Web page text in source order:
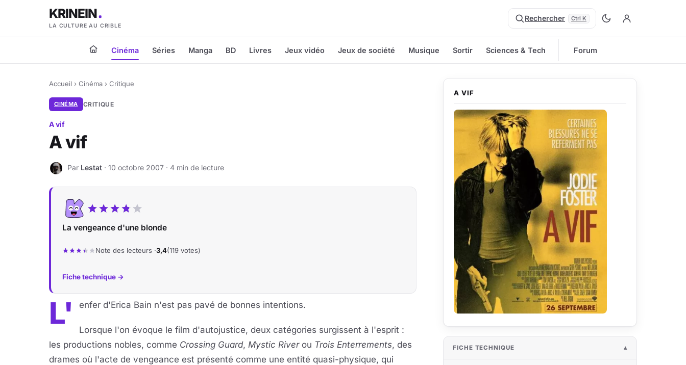
KRINEIN
LA CULTURE AU CRIBLE
Rechercher Ctrl K
Cinéma Séries Manga BD Livres Jeux vidéo Jeux de société Musique Sortir Sciences & Tech Forum
Accueil › Cinéma › Critique
CINÉMA CRITIQUE
A vif
A vif
L Par Lestat · 10 octobre 2007 · 4 min de lecture
La vengeance d'une blonde
Note des lecteurs ·3,4(119 votes)
Fiche technique →
L' enfer d'Erica Bain n'est pas pavé de bonnes intentions.
Lorsque l'on évoque le film d'autojustice, deux catégories surgissent à l'esprit :
les productions nobles, comme Crossing Guard, Mystic Riverou Trois Enterrements, des
drames où l'acte de vengeance est présenté comme une entité quasi-physique, qui
A VIF
FICHE TECHNIQUE